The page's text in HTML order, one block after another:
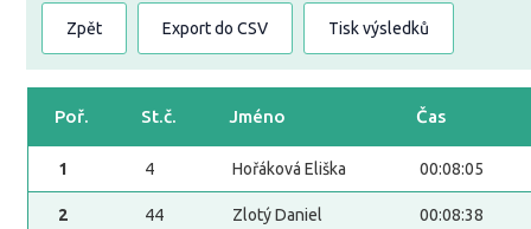
Zpět Export do CSV Tisk výsledků
Poř. St.č. Jméno Čas
1 4 Hořáková Eliška 00:08:05
2 44 Zlotý Daniel 00:08:38